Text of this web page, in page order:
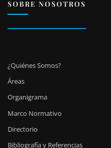
SOBRE NOSOTROS
¿Quiénes Somos?
Áreas
Organigrama
Marco Normativo
Directorio
Bibliografía y Referencias